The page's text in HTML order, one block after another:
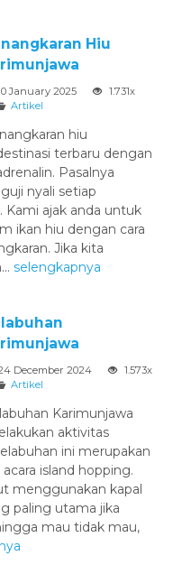
Hiu
January 2025
1.731x
Artikel
hiu
terbaru dengan
Pasalnya
nyali setiap
ajak anda untuk
ikan hiu dengan cara
Jika kita
selengkapnya
December 2024
1.573x
Artikel
Karimunjawa
aktivitas
ini merupakan
island hopping.
menggunakan kapal
paling utama jika
mau tidak mau,